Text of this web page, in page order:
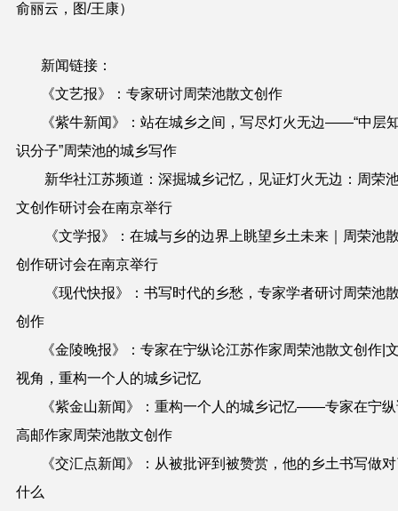
俞丽云，图/王康）
新闻链接：
《文艺报》： 专家研讨周荣池散文创作
《紫牛新闻》： 站在城乡之间，写尽灯火无边——“中层
识分子”周荣池的城乡写作
新华社江苏频道： 深掘城乡记忆，见证灯火无边：周荣
文创作研讨会在南京举行
《文学报》： 在城与乡的边界上眺望乡土未来｜周荣池
创作研讨会在南京举行
《现代快报》： 书写时代的乡愁，专家学者研讨周荣池
创作
《金陵晚报》： 专家在宁纵论江苏作家周荣池散文创作|
视角，重构一个人的城乡记忆
《紫金山新闻》： 重构一个人的城乡记忆——专家在宁纵
高邮作家周荣池散文创作
《交汇点新闻》： 从被批评到被赞赏，他的乡土书写做
什么